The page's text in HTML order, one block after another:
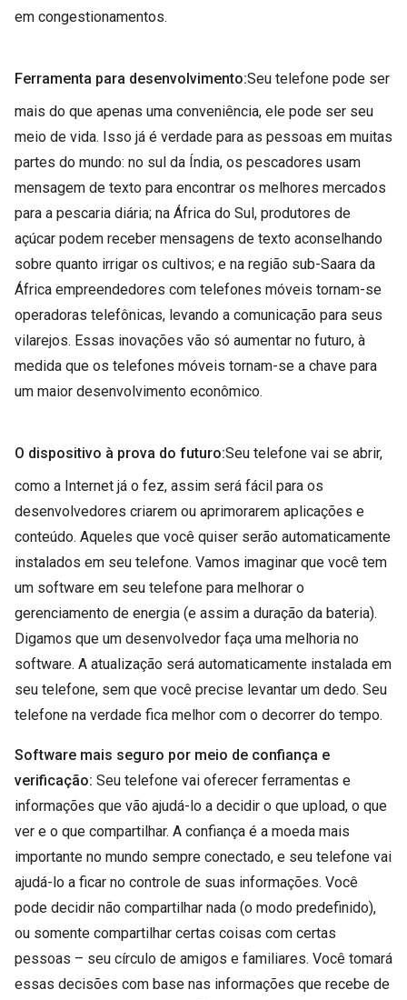
em congestionamentos.
Ferramenta para desenvolvimento:Seu telefone pode ser
mais do que apenas uma conveniência, ele pode ser seu
meio de vida. Isso já é verdade para as pessoas em muitas
partes do mundo: no sul da Índia, os pescadores usam
mensagem de texto para encontrar os melhores mercados
para a pescaria diária; na África do Sul, produtores de
açúcar podem receber mensagens de texto aconselhando
sobre quanto irrigar os cultivos; e na região sub-Saara da
África empreendedores com telefones móveis tornam-se
operadoras telefônicas, levando a comunicação para seus
vilarejos. Essas inovações vão só aumentar no futuro, à
medida que os telefones móveis tornam-se a chave para
um maior desenvolvimento econômico.
O dispositivo à prova do futuro:Seu telefone vai se abrir,
como a Internet já o fez, assim será fácil para os
desenvolvedores criarem ou aprimorarem aplicações e
conteúdo. Aqueles que você quiser serão automaticamente
instalados em seu telefone. Vamos imaginar que você tem
um software em seu telefone para melhorar o
gerenciamento de energia (e assim a duração da bateria).
Digamos que um desenvolvedor faça uma melhoria no
software. A atualização será automaticamente instalada em
seu telefone, sem que você precise levantar um dedo. Seu
telefone na verdade fica melhor com o decorrer do tempo.
Software mais seguro por meio de confiança e
verificação: Seu telefone vai oferecer ferramentas e
informações que vão ajudá-lo a decidir o que upload, o que
ver e o que compartilhar. A confiança é a moeda mais
importante no mundo sempre conectado, e seu telefone vai
ajudá-lo a ficar no controle de suas informações. Você
pode decidir não compartilhar nada (o modo predefinido),
ou somente compartilhar certas coisas com certas
pessoas – seu círculo de amigos e familiares. Você tomará
essas decisões com base nas informações que recebe de